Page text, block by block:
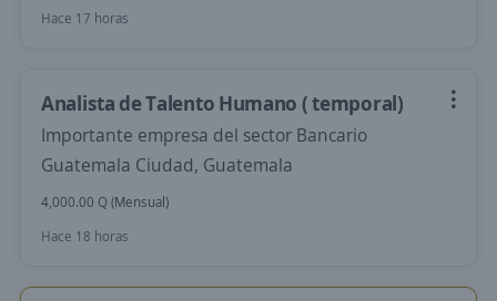
Hace 17 horas
Analista de Talento Humano ( temporal)
Importante empresa del sector Bancario
Guatemala Ciudad, Guatemala
4,000.00 Q (Mensual)
Hace 18 horas